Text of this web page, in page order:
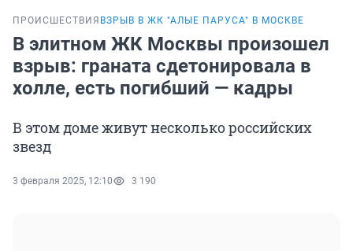
ПРОИСШЕСТВИЯ ВЗРЫВ В ЖК "АЛЫЕ ПАРУСА" В МОСКВЕ
В элитном ЖК Москвы произошел
взрыв: граната сдетонировала в
холле, есть погибший — кадры
В этом доме живут несколько российских
звезд
3 февраля 2025, 12:10 3 190